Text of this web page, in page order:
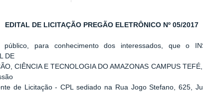
EDITAL DE LICITAÇÃO PREGÃO ELETRÔNICO Nº 05/2017
público, para conhecimento dos interessados, que o
DE
CIÊNCIA E TECNOLOGIA DO AMAZONAS CAMPUS
de Licitação - CPL sediado na Rua Jogo Stefano, 625,